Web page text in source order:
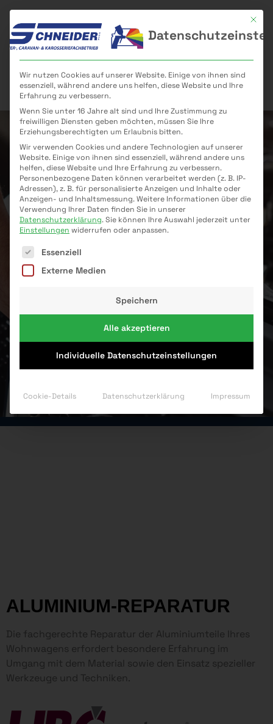
ALUMINIUM-REPARATUR
Die fachgerechte Reparatur der Aluminiumteile Ihres
Wohnwagens erfordert besondere Erfahrung im
Umgang mit dem Material sowie den Einsatz spezieller
Werkzeuge und Techniken.
Mit
Wir nutzen Cookies auf unserer Website. Einige von ihnen sind
essenziell, während andere uns helfen, diese Website und Ihre
Erfahrung zu verbessern.
Wenn Sie unter 16 Jahre alt sind und Ihre Zustimmung zu
freiwilligen Diensten geben möchten, müssen Sie Ihre
Erziehungsberechtigten um Erlaubnis bitten.
Wir verwenden Cookies und andere Technologien auf unserer
Website. Einige von ihnen sind essenziell, während andere uns
helfen, diese Website und Ihre Erfahrung zu verbessern.
Personenbezogene Daten können verarbeitet werden (z. B. IP-
Adressen), z. B. für personalisierte Anzeigen und Inhalte oder
Anzeigen- und Inhaltsmessung.Weitere Informationen über die
Verwendung Ihrer Daten finden Sie in unserer
Datenschutzerklärung.Sie können Ihre Auswahl jederzeit unter
Einstellungen widerrufen oder anpassen.
Es folgt eine Liste der Service-Gruppen, für die eine
Essenziell
Externe Medien
Speichern
Alle akzeptieren
Individuelle Datenschutzeinstellungen
Cookie-Details Datenschutzerklärung Impressum